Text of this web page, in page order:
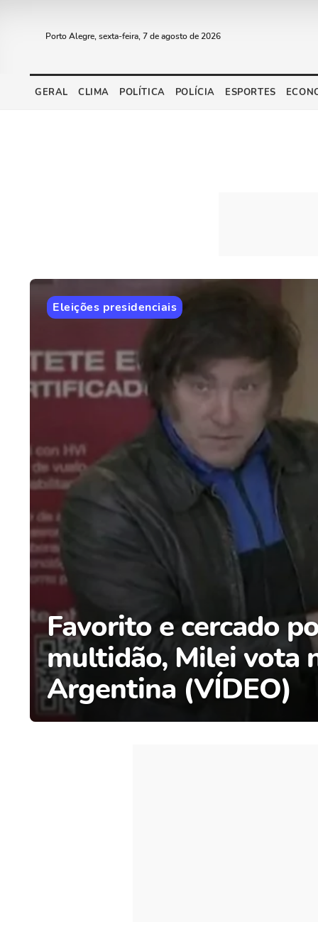
Porto Alegre, sexta-feira, 7 de agosto de 2026
GERAL CLIMA POLÍTICA POLÍCIA ESPORTES
Favorito e cercado
multidão, Milei vota
Argentina (VÍDEO)
Eleições presidenciais